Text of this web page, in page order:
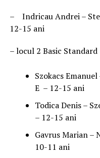
– Indricau Andrei –
12-15 ani
– locul 2 Basic
Szokacs
E – 12-15 ani
Todica Denis –
– 12-15 ani
Gavrus Marian –
10-11 ani